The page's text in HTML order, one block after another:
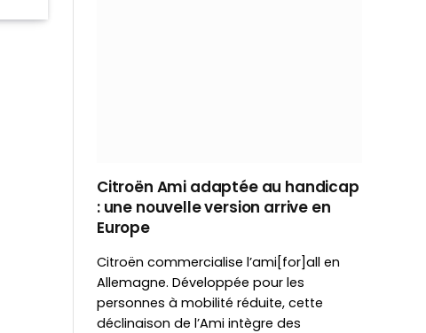
Citroën Ami adaptée au handicap
: une nouvelle version arrive en
Europe
Citroën commercialise l’ami[for]all en
Allemagne. Développée pour les
personnes à mobilité réduite, cette
déclinaison de l’Ami intègre des